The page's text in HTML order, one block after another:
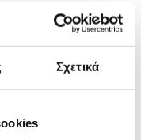
Σχετικά
200 αφίξεις...